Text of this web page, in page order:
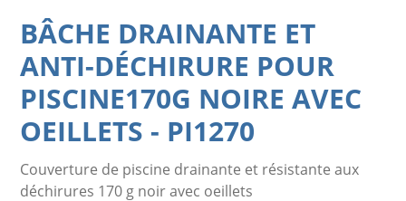
BÂCHE DRAINANTE ET
ANTI-DÉCHIRURE POUR
PISCINE170G NOIRE AVEC
OEILLETS - PI1270
Couverture de piscine drainante et résistante aux
déchirures 170 g noir avec oeillets